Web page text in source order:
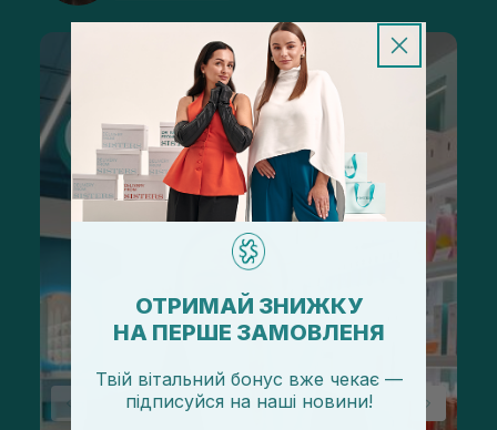
ОТРИМАЙ ЗНИЖКУ
НА ПЕРШЕ ЗАМОВЛЕНЯ
Твій вітальний бонус вже чекає —
підписуйся на наші новини!